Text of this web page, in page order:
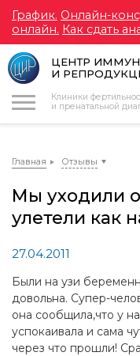
График. Онлайн-
онлайн. Как сдать
ЦЕНТР
И
Клиники
и пренатальной
Главная Отзывы
Мы уходили
улетели как
27.04.2011
Были на узи
довольна. Супер-
она сообщила,что у
успокаивала и сама
через что прошли!